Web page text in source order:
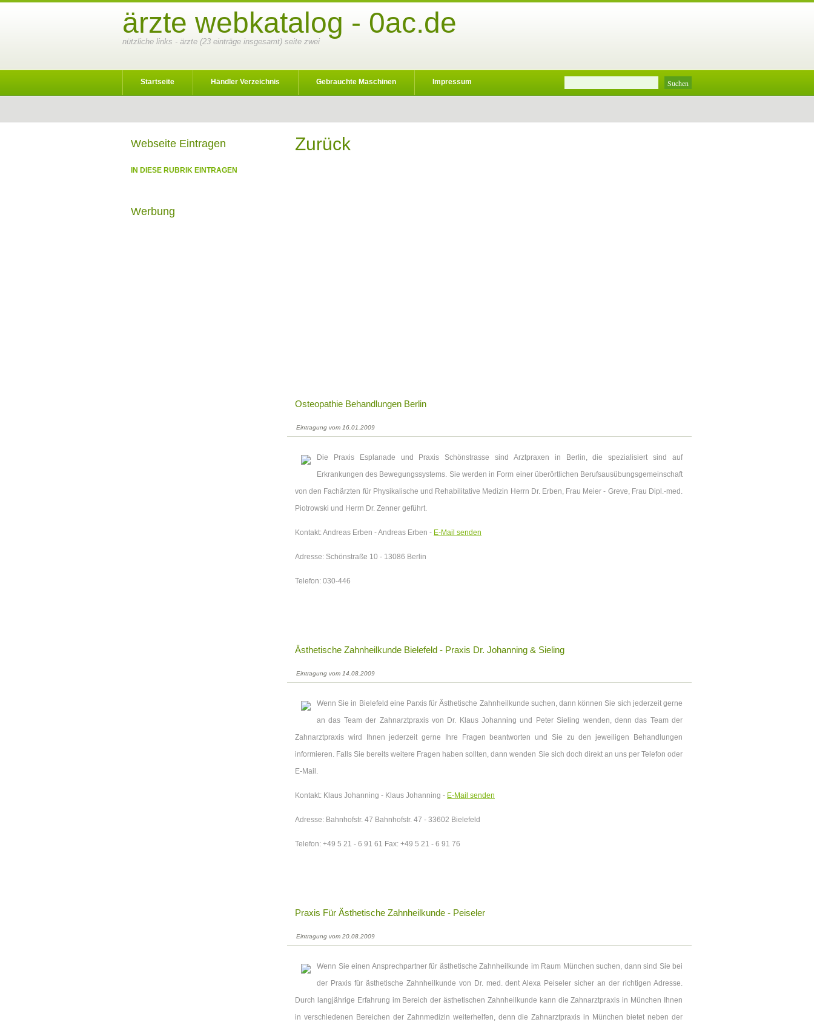
ärzte webkatalog - 0ac.de
nützliche links - ärzte (23 einträge insgesamt) seite zwei
Startseite Händler Verzeichnis Gebrauchte Maschinen Impressum
Zurück
Osteopathie Behandlungen Berlin
Eintragung vom 16.01.2009
Die Praxis Esplanade und Praxis Schönstrasse sind Arztpraxen in Berlin, die spezialisiert sind auf
Erkrankungen des Bewegungssystems. Sie werden in Form einer überörtlichen Berufsausübungsgemeinschaft
von den Fachärzten für Physikalische und Rehabilitative Medizin Herrn Dr. Erben, Frau Meier - Greve, Frau Dipl.-med.
Piotrowski und Herrn Dr. Zenner geführt.
Kontakt: Andreas Erben - Andreas Erben - E-Mail senden
Adresse: Schönstraße 10 - 13086 Berlin
Telefon: 030-446
Ästhetische Zahnheilkunde Bielefeld - Praxis Dr. Johanning & Sieling
Eintragung vom 14.08.2009
Wenn Sie in Bielefeld eine Parxis für Ästhetische Zahnheilkunde suchen, dann können Sie sich jederzeit gerne
an das Team der Zahnarztpraxis von Dr. Klaus Johanning und Peter Sieling wenden, denn das Team der
Zahnarztpraxis wird Ihnen jederzeit gerne Ihre Fragen beantworten und Sie zu den jeweiligen Behandlungen
informieren. Falls Sie bereits weitere Fragen haben sollten, dann wenden Sie sich doch direkt an uns per Telefon oder
E-Mail.
Kontakt: Klaus Johanning - Klaus Johanning - E-Mail senden
Adresse: Bahnhofstr. 47 Bahnhofstr. 47 - 33602 Bielefeld
Telefon: +49 5 21 - 6 91 61 Fax: +49 5 21 - 6 91 76
Praxis Für Ästhetische Zahnheilkunde - Peiseler
Eintragung vom 20.08.2009
Wenn Sie einen Ansprechpartner für ästhetische Zahnheilkunde im Raum München suchen, dann sind Sie bei
der Praxis für ästhetische Zahnheilkunde von Dr. med. dent Alexa Peiseler sicher an der richtigen Adresse.
Durch langjährige Erfahrung im Bereich der ästhetischen Zahnheilkunde kann die Zahnarztpraxis in München Ihnen
in verschiedenen Bereichen der Zahnmedizin weiterhelfen, denn die Zahnarztpraxis in München bietet neben der
Webseite Eintragen
IN DIESE RUBRIK EINTRAGEN
Werbung